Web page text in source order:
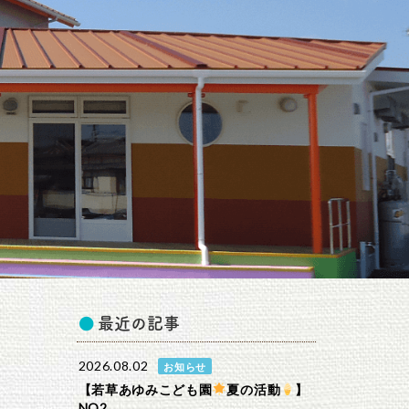
最近の記事
2026.08.02 お知らせ
【若草あゆみこども園 夏の活動
】